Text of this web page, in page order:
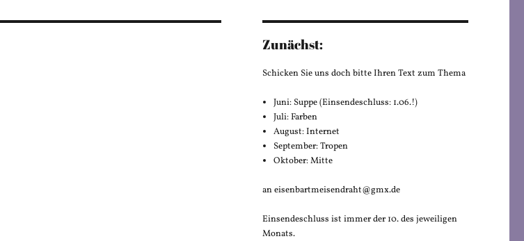
Zunächst:
Schicken Sie uns doch bitte Ihren Text zum Thema
Juni: Suppe (Einsendeschluss: 1.06.!)
Juli: Farben
August: Internet
September: Tropen
Oktober: Mitte
an eisenbartmeisendraht@gmx.de
Einsendeschluss ist immer der 10. des jeweiligen
Monats.